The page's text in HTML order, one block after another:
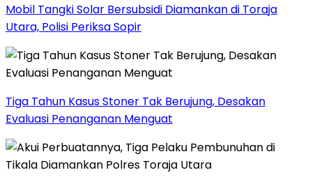
Mobil Tangki Solar Bersubsidi Diamankan di Toraja
Utara, Polisi Periksa Sopir
Tiga Tahun Kasus Stoner Tak Berujung, Desakan
Evaluasi Penanganan Menguat